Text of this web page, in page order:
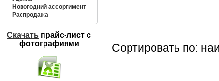
Новогодний ассортимент
Распродажа
Скачать прайс-лист c
фотографиями
Сортировать по: